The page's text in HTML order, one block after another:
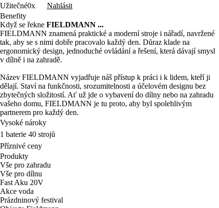
Užitečné0x
Nahlásit
Benefity
Když se řekne FIELDMANN ...
FIELDMANN znamená praktické a moderní stroje i nářadí, navržené
tak, aby se s nimi dobře pracovalo každý den. Důraz klade na
ergonomický design, jednoduché ovládání a řešení, která dávají smysl
v dílně i na zahradě.
Název FIELDMANN vyjadřuje náš přístup k práci i k lidem, kteří ji
dělají. Staví na funkčnosti, srozumitelnosti a účelovém designu bez
zbytečných složitostí. Ať už jde o vybavení do dílny nebo na zahradu
vašeho domu, FIELDMANN je tu proto, aby byl spolehlivým
partnerem pro každý den.
Vysoké nároky
1 baterie 40 strojů
Příznivé ceny
Produkty
Vše pro zahradu
Vše pro dílnu
Fast Aku 20V
Akce voda
Prázdninový festival